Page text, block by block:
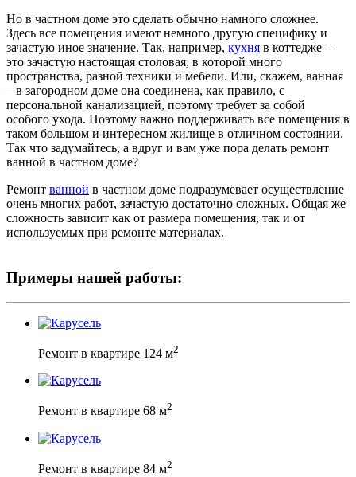
Но в частном доме это сделать обычно намного сложнее.
Здесь все помещения имеют немного другую специфику и
зачастую иное значение. Так, например, кухня в коттедже –
это зачастую настоящая столовая, в которой много
пространства, разной техники и мебели. Или, скажем, ванная
– в загородном доме она соединена, как правило, с
персональной канализацией, поэтому требует за собой
особого ухода. Поэтому важно поддерживать все помещения в
таком большом и интересном жилище в отличном состоянии.
Так что задумайтесь, а вдруг и вам уже пора делать ремонт
ванной в частном доме?
Ремонт ванной в частном доме подразумевает осуществление
очень многих работ, зачастую достаточно сложных. Общая же
сложность зависит как от размера помещения, так и от
используемых при ремонте материалах.
Примеры нашей работы:
Ремонт в квартире 124 м2
Ремонт в квартире 68 м2
Ремонт в квартире 84 м2